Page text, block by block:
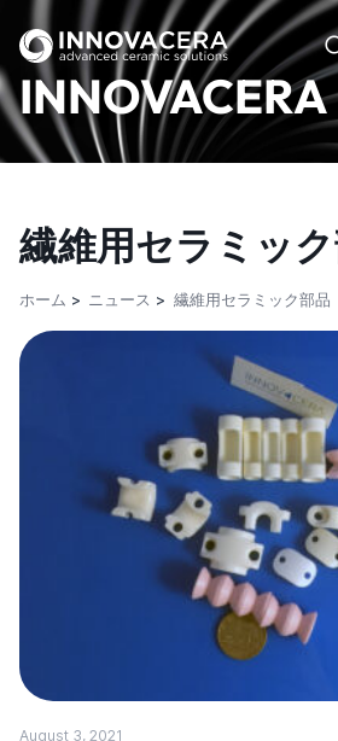
INNOVACERA
繊維用セラミッ
ホーム ニュース 繊維用セラミック部品
August 3, 2021